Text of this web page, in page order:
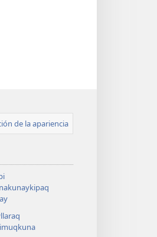
de la apariencia